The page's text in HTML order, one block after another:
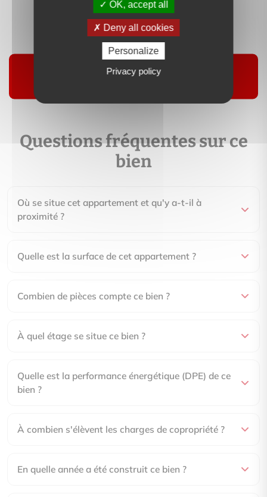
Contactez-moi
Suivre
Questions fréquentes sur ce
bien
Où se situe cet appartement et qu'y a-t-il à
proximité ?
Quelle est la surface de cet appartement ?
Combien de pièces compte ce bien ?
À quel étage se situe ce bien ?
Quelle est la performance énergétique (DPE) de ce
bien ?
À combien s'élèvent les charges de copropriété ?
En quelle année a été construit ce bien ?
OK, accept all
Deny all cookies
Personalize
Privacy policy